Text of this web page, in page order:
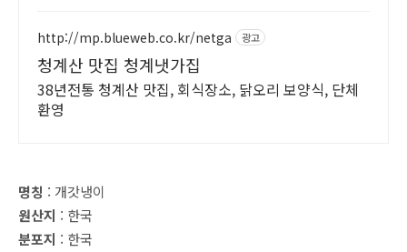
http://mp.blueweb.co.kr/netga 광고
청계산 맛집 청계냇가집
38년전통 청계산 맛집, 회식장소, 닭오리 보양식, 단체
환영
명칭 : 개갓냉이
원산지 : 한국
분포지 : 한국